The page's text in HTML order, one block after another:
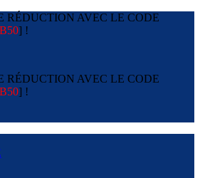
RÉDUCTION AVEC LE CODE
] !
RÉDUCTION AVEC LE CODE
] !